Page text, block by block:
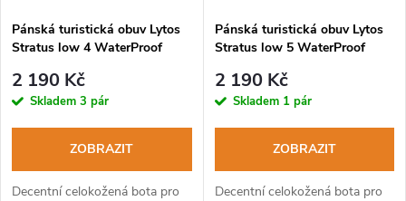
Pánská turistická obuv Lytos
Stratus low 4 WaterProof
2 190 Kč
Skladem 3 pár
ZOBRAZIT
Decentní celokožená bota pro
Pánská turistická obuv Lytos
Stratus low 5 WaterProof
2 190 Kč
Skladem 1 pár
ZOBRAZIT
Decentní celokožená bota pro